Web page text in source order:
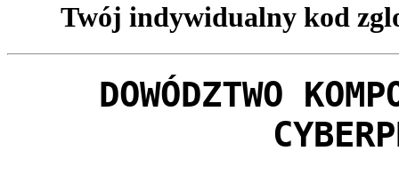
Twój indywidualny kod
DOWÓDZTWO